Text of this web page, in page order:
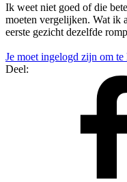
Ik weet niet goed of die
moeten vergelijken. Wat ik
eerste gezicht dezelfde
Je moet ingelogd zijn om
Deel: